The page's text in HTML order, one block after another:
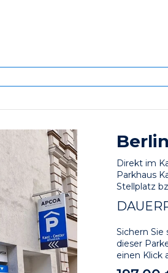
Direkt im
Parkhaus
Stellplatz
Sichern
dieser
einen Klick